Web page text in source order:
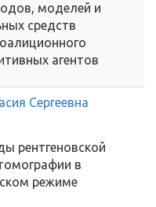
моделей и
средств
агентов
Сергеевна
рентгеновской
в
режиме